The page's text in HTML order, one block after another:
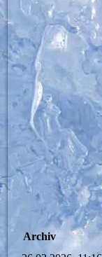
Archiv